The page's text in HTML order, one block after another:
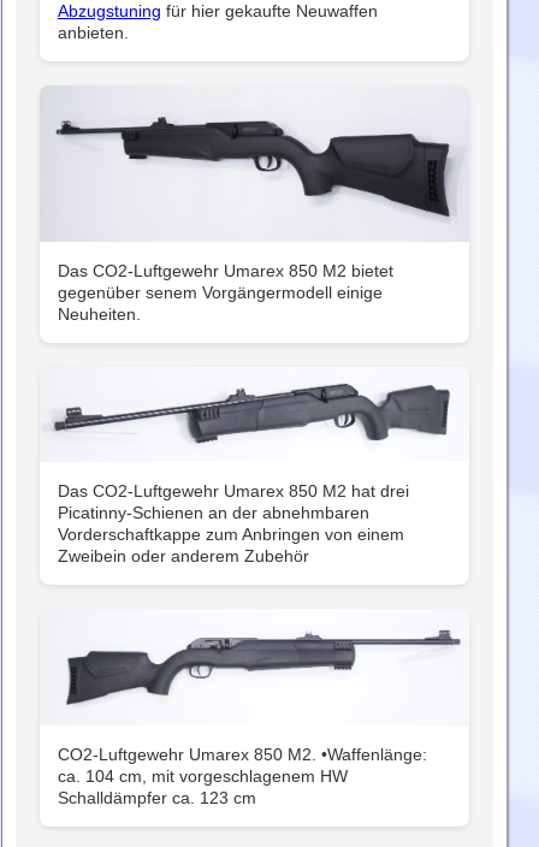
Abzugstuning für hier gekaufte Neuwaffen
anbieten.
Das CO2-Luftgewehr Umarex 850 M2 bietet
gegenüber senem Vorgängermodell einige
Neuheiten.
Das CO2-Luftgewehr Umarex 850 M2 hat drei
Picatinny-Schienen an der abnehmbaren
Vorderschaftkappe zum Anbringen von einem
Zweibein oder anderem Zubehör
CO2-Luftgewehr Umarex 850 M2. •Waffenlänge:
ca. 104 cm, mit vorgeschlagenem HW
Schalldämpfer ca. 123 cm